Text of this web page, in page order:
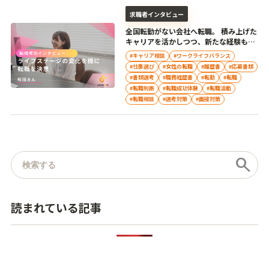
全国転勤がない会社へ転職。 積み上げた
キャリアを活かしつつ、新たな経験もで
きる職場へ
求職者インタビュー
#キャリア相談
#ワークライフバランス
#仕事選び
#女性の転職 #履歴書
#応募書類
#書類選考
#職務経歴書 #転勤
#転職
#転職判断
#転職成功体験
#転職活動
#転職相談
#選考対策 #面接対策
記事を検索 search
読まれている記事